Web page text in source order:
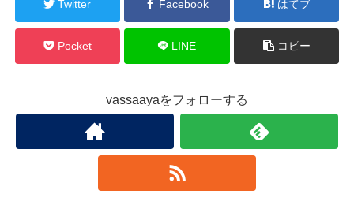
Twitter Facebook はてブ
Pocket LINE コピー
vassaayaをフォローする